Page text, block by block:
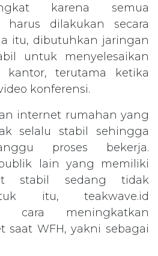
karena semua
harus dilakukan secara
itu, dibutuhkan jaringan
untuk menyelesaikan
kantor, terutama ketika
konferensi.
internet rumahan yang
selalu stabil sehingga
proses bekerja.
lain yang memiliki
stabil sedang tidak
itu, teakwave.id
cara meningkatkan
saat WFH, yakni sebagai